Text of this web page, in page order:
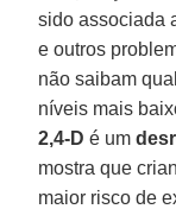
sido associada
e outros
não saibam
níveis mais
2,4-D é um
mostra que
maior risco de